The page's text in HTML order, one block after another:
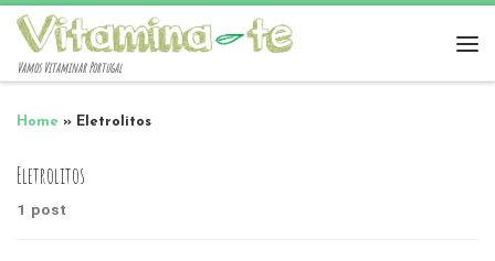
Vamos Vitaminar Portugal
Home » Eletrolitos
Eletrolitos
1 post